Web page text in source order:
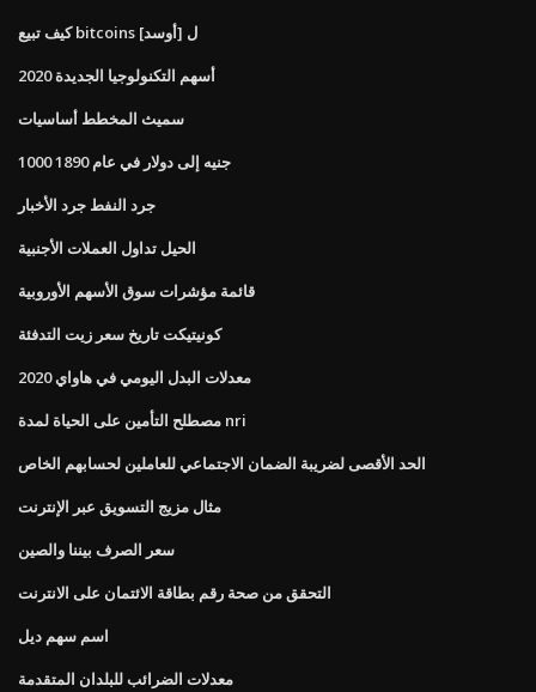
كيف تبيع bitcoins ل [أوسد]
أسهم التكنولوجيا الجديدة 2020
سميث المخطط أساسيات
1000 جنيه إلى دولار في عام 1890
جرد النفط جرد الأخبار
الحيل تداول العملات الأجنبية
قائمة مؤشرات سوق الأسهم الأوروبية
كونيتيكت تاريخ سعر زيت التدفئة
معدلات البدل اليومي في هاواي 2020
مصطلح التأمين على الحياة لمدة nri
الحد الأقصى لضريبة الضمان الاجتماعي للعاملين لحسابهم الخاص
مثال مزيج التسويق عبر الإنترنت
سعر الصرف بيننا والصين
التحقق من صحة رقم بطاقة الائتمان على الانترنت
اسم سهم ديل
معدلات الضرائب للبلدان المتقدمة